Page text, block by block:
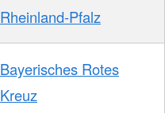
Rheinland-Pfalz
Bayerisches Rotes
Kreuz